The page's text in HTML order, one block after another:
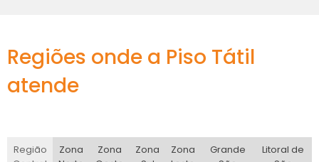
a diferença. O uso de ferramentas
apropriadas e profissionais qualificados para
a aplicação assegura que a chapa de
térmico final da edificação.
Regiões onde a Piso Tátil
atende
Região
Zona
Zona
Zona
Zona
Grande
Litoral de